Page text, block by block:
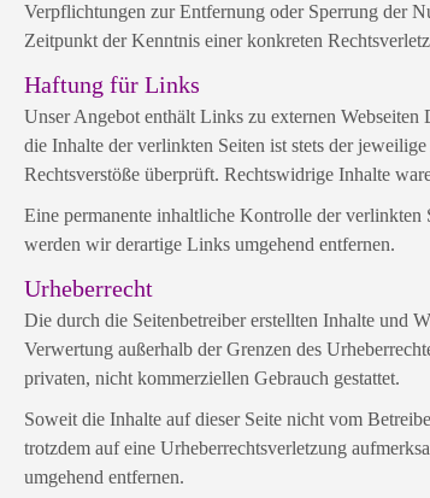
Verpflichtungen zur Entfernung oder Sperrung der
Zeitpunkt der Kenntnis einer konkreten
Haftung für Links
Unser Angebot enthält Links zu externen
die Inhalte der verlinkten Seiten ist stets der
Rechtsverstöße überprüft. Rechtswidrige Inhalte
Eine permanente inhaltliche Kontrolle der verlinkten
werden wir derartige Links umgehend entfernen.
Urheberrecht
Die durch die Seitenbetreiber erstellten Inhalte und
Verwertung außerhalb der Grenzen des
privaten, nicht kommerziellen Gebrauch gestattet.
Soweit die Inhalte auf dieser Seite nicht vom
trotzdem auf eine Urheberrechtsverletzung
umgehend entfernen.